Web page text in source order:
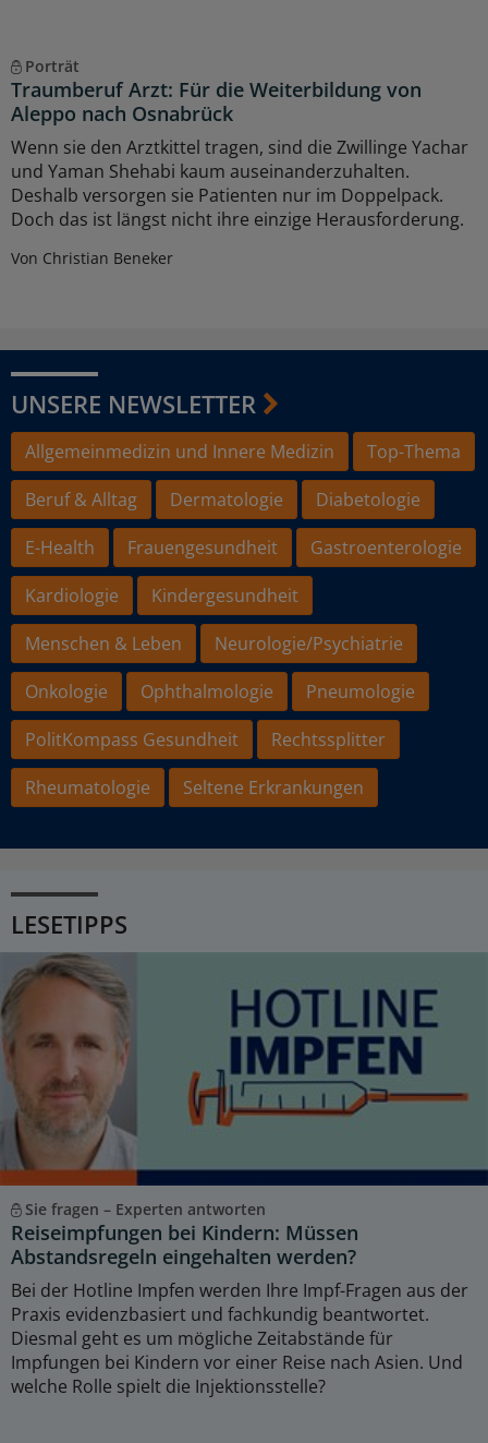
Porträt
Traumberuf Arzt: Für die Weiterbildung von
Aleppo nach Osnabrück
Wenn sie den Arztkittel tragen, sind die Zwillinge Yachar
und Yaman Shehabi kaum auseinanderzuhalten.
Deshalb versorgen sie Patienten nur im Doppelpack.
Doch das ist längst nicht ihre einzige Herausforderung.
Von Christian Beneker
UNSERE NEWSLETTER
Allgemeinmedizin und Innere Medizin
Top-Thema
Beruf & Alltag
Dermatologie
Diabetologie
E-Health
Frauengesundheit
Gastroenterologie
Kardiologie
Kindergesundheit
Menschen & Leben
Neurologie/Psychiatrie
Onkologie
Ophthalmologie
Pneumologie
PolitKompass Gesundheit
Rechtssplitter
Rheumatologie
Seltene Erkrankungen
LESETIPPS
Sie fragen – Experten antworten
Reiseimpfungen bei Kindern: Müssen
Abstandsregeln eingehalten werden?
Bei der Hotline Impfen werden Ihre Impf-Fragen aus der
Praxis evidenzbasiert und fachkundig beantwortet.
Diesmal geht es um mögliche Zeitabstände für
Impfungen bei Kindern vor einer Reise nach Asien. Und
welche Rolle spielt die Injektionsstelle?